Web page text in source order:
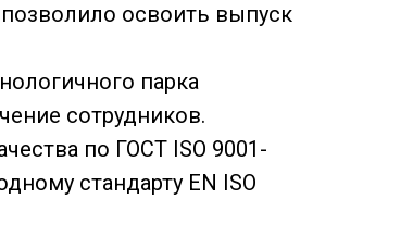
освоить выпуск
парка
сотрудников.
по ГОСТ ISO 9001-
стандарту EN ISO